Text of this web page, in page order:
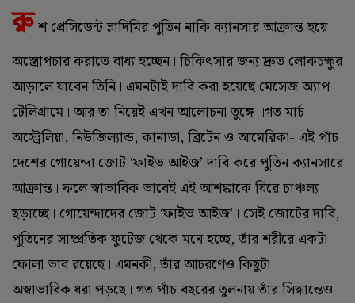
রু শ প্রেসিডেন্ট ভ্লাদিমির পুতিন নাকি ক্যানসার আক্রান্ত হয়ে
অস্ত্রোপচার করাতে বাধ্য হচ্ছেন। চিকিৎসার জন্য দ্রুত লোকচক্ষুর
আড়ালে যাবেন তিনি। এমনটাই দাবি করা হয়েছে মেসেজ অ্যাপ
টেলিগ্রামে। আর তা নিয়েই এখন আলোচনা তুঙ্গে ।গত মার্চ
অস্ট্রেলিয়া, নিউজিল্যান্ড, কানাডা, ব্রিটেন ও আমেরিকা- এই পাঁচ
দেশের গোয়েন্দা জোট ‘ফাইভ আইজ’ দাবি করে পুতিন ক্যানসারে
আক্রান্ত। ফলে স্বাভাবিক ভাবেই এই আশঙ্কাকে ঘিরে চাঞ্চল্য
ছড়াচ্ছে। গোয়েন্দাদের জোট ‘ফাইভ আইজ’। সেই জোটের দাবি,
পুতিনের সাম্প্রতিক ফুটেজ থেকে মনে হচ্ছে, তাঁর শরীরে একটা
ফোলা ভাব রয়েছে। এমনকী, তাঁর আচরণেও কিছুটা
অস্বাভাবিক ধরা পড়ছে। গত পাঁচ বছরের তুলনায় তাঁর সিদ্ধান্তেও